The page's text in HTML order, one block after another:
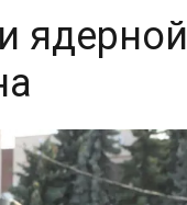
ядерной